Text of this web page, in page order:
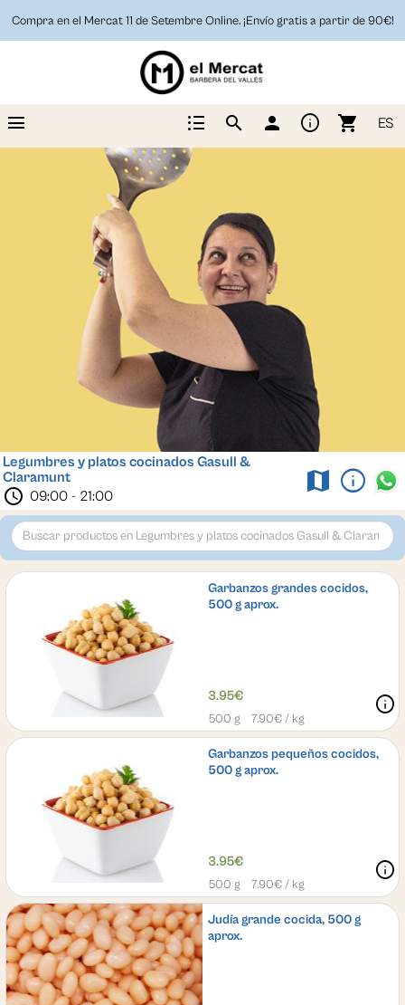
Compra en el Mercat 11 de Setembre Online. ¡Envío gratis a partir de 90€!
menu format_list_bulleted search person info shopping_cart ES
Legumbres y platos cocinados Gasull &
Claramunt
schedule 09:00 - 21:00
map info
Garbanzos grandes cocidos,
500 g aprox.
3.95€
500 g 7.90€ / kg
info
Garbanzos pequeños cocidos,
500 g aprox.
3.95€
500 g 7.90€ / kg
info
Judía grande cocida, 500 g
aprox.